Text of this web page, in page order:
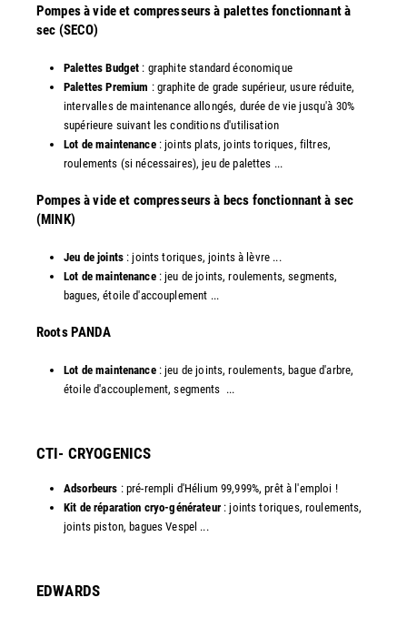
​Pompes à vide et compresseurs à palettes fonctionnant à
sec (SECO)
Palettes Budget : graphite standard économique
Palettes Premium : graphite de grade supérieur, usure réduite,
intervalles de maintenance allongés, durée de vie jusqu'à 30%
supérieure suivant les conditions d'utilisation
Lot de maintenance: joints plats, joints toriques, filtres,
roulements (si nécessaires), jeu de palettes ...
Pompes à vide et compresseurs à becs fonctionnant à sec
(MINK)
Jeu de joints: joints toriques, joints à lèvre ...
Lot de maintenance: jeu de joints, roulements, segments,
bagues, étoile d'accouplement ...
​Roots PANDA
Lot de maintenance: jeu de joints, roulements, bague d'arbre,
étoile d'accouplement, segments ...​
CTI- CRYOGENICS
Adsorbeurs : pré-rempli d'Hélium 99,999%, prêt à l'emploi !
Kit de réparation cryo-générateur: joints toriques, roulements,
joints piston, bagues Vespel ... ​
EDWARDS